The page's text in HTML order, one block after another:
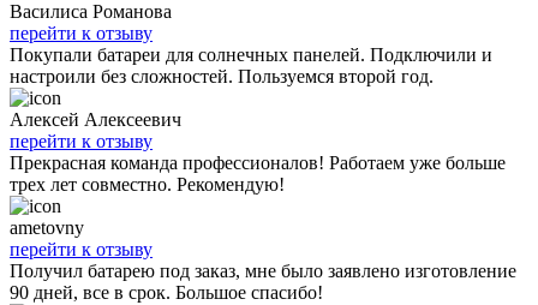
Василиса Романова
перейти к отзыву
Покупали батареи для солнечных панелей. Подключили и
настроили без сложностей. Пользуемся второй год.
Алексей Алексеевич
перейти к отзыву
Прекрасная команда профессионалов! Работаем уже больше
трех лет совместно. Рекомендую!
ametovny
перейти к отзыву
Получил батарею под заказ, мне было заявлено изготовление
90 дней, все в срок. Большое спасибо!